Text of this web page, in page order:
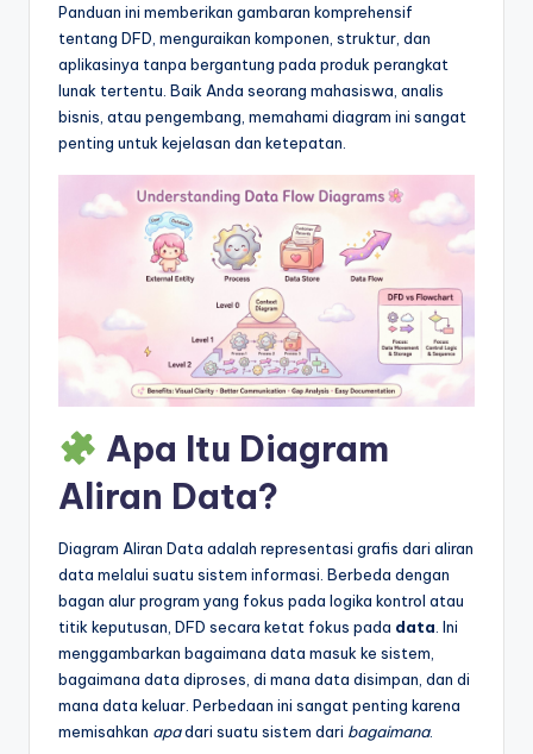
A
&
w
Panduan ini memberikan gambaran komprehensif
tentang DFD, menguraikan komponen, struktur, dan
aplikasinya tanpa bergantung pada produk perangkat
lunak tertentu. Baik Anda seorang mahasiswa, analis
bisnis, atau pengembang, memahami diagram ini sangat
penting untuk kejelasan dan ketepatan.
Apa Itu Diagram
Aliran Data?
Diagram Aliran Data adalah representasi grafis dari aliran
data melalui suatu sistem informasi. Berbeda dengan
bagan alur program yang fokus pada logika kontrol atau
titik keputusan, DFD secara ketat fokus pada data . Ini
menggambarkan bagaimana data masuk ke sistem,
bagaimana data diproses, di mana data disimpan, dan di
mana data keluar. Perbedaan ini sangat penting karena
memisahkan apadari suatu sistem dari bagaimana.